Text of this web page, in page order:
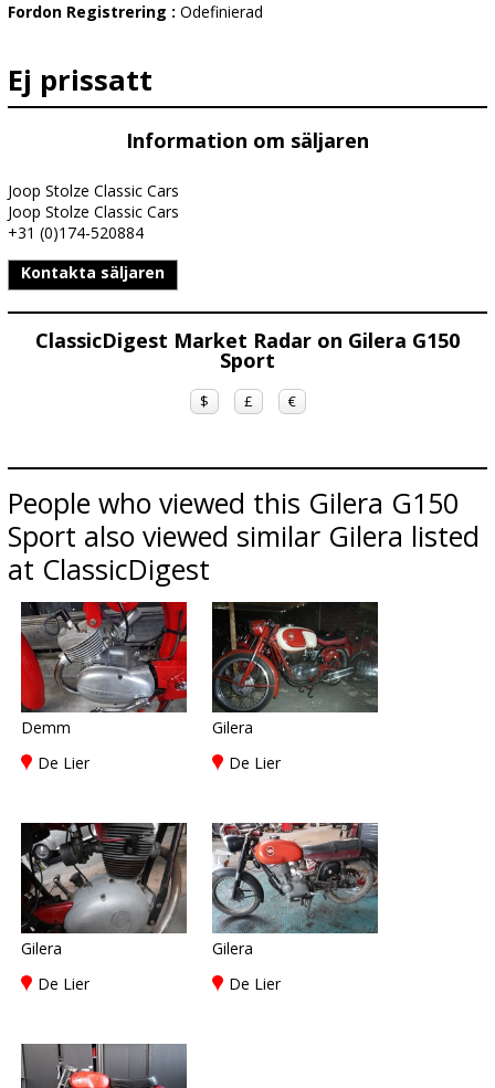
Fordon Registrering : Odefinierad
Ej prissatt
Information om säljaren
Joop Stolze Classic Cars
Joop Stolze Classic Cars
+31 (0)174-520884
Kontakta säljaren
ClassicDigest Market Radar on Gilera G150
Sport
$ £ €
People who viewed this Gilera G150
Sport also viewed similar Gilera listed
at ClassicDigest
Demm
De Lier
Gilera
De Lier
Gilera
De Lier
Gilera
De Lier